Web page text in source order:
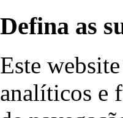
Defina as
Este
analíticos e